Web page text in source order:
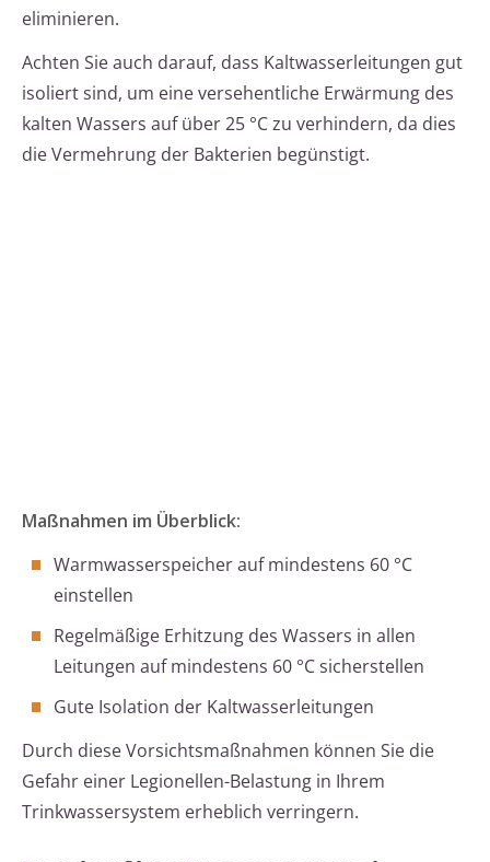
eliminieren.
Achten Sie auch darauf, dass Kaltwasserleitungen gut
isoliert sind, um eine versehentliche Erwärmung des
kalten Wassers auf über 25 °C zu verhindern, da dies
die Vermehrung der Bakterien begünstigt.
Maßnahmen im Überblick:
Warmwasserspeicher auf mindestens 60 °C
einstellen
Regelmäßige Erhitzung des Wassers in allen
Leitungen auf mindestens 60 °C sicherstellen
Gute Isolation der Kaltwasserleitungen
Durch diese Vorsichtsmaßnahmen können Sie die
Gefahr einer Legionellen-Belastung in Ihrem
Trinkwassersystem erheblich verringern.